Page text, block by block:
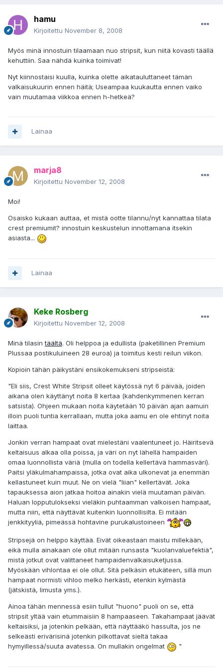
hamu
Kirjoitettu November 8, 2008
Myös minä innostuin tilaamaan nuo stripsit, kun niitä kovasti täällä
kehuttiin. Saa nähdä kuinka toimivat!
Nyt kiinnostaisi kuulla, kuinka olette aikatauluttaneet tämän
valkaisukuurin ennen häitä; Useampaa kuukautta ennen vaiko
vain muutamaa viikkoa ennen h-hetkeä?
Lainaa
marja8
Kirjoitettu November 12, 2008
Moi!
Osaisko kukaan auttaa, et mistä ootte tilannu/nyt kannattaa tilata
crest premiumit? innostuin keskustelun innottamana itsekin
asiasta...
Lainaa
Keke Rosberg
Kirjoitettu November 12, 2008
Minä tilasintäältä. Oli helppoa ja edullista (paketillinen Premium
Plussaa postikuluineen 28 euroa) ja toimitus kesti reilun viikon.
Kopioin tähän päikystäni ensikokemukseni stripseistä:
"Eli siis, Crest White Stripsit olleet käytössä nyt 6 päivää, joiden
aikana olen käyttänyt noita 8 kertaa (kahdenkymmenen kerran
satsista). Ohjeen mukaan noita käytetään 10 päivän ajan aamuin
illoin puoli tuntia kerrallaan, mutta joka aamu en ole ehtinyt noita
laittaa.
Jonkin verran hampaat ovat mielestäni vaalentuneet jo. Häiritsevä
keltaisuus alkaa olla poissa, ja väri on nyt lähellä hampaiden
omaa luonnollista väriä (mulla on todella kellertävä hammasväri).
Paitsi yläkulmahampaissa, jotka ovat aika ulkonevat ja enemmän
kellastuneet kuin muut. Ne on vielä "liian" kellertävät. Joka
tapauksessa aion jatkaa hoitoa ainakin vielä muutaman päivän.
Haluan lopputulokseksi vieläkin puhtaamman valkoisen hampaat,
mutta niin, että näyttävät kuitenkin luonnollisilta. Ei mitään
jenkkityyliä, pimeässä hohtavine purukalustoineen
Stripsejä on helppo käyttää. Eivät oikeastaan maistu millekään,
eikä mulla ainakaan ole ollut mitään runsasta "kuolanvaluefektiä",
mistä jotkut ovat valittaneet hampaidenvalkaisuketjussa.
Myöskään vihlontaa ei ole ollut. Sitä pelkäsin etukäteen, sillä mun
hampaat normisti vihloo melko herkästi, etenkin kylmästä
(jätskistä, limusta yms.).
Ainoa tähän mennessä esiin tullut "huono" puoli on se, että
stripsit yltää vain etummaisiin 8 hampaaseen. Takahampaat jäävät
keltaisiksi, ja jotenkin pelkään, että näyttääkö hassulta, jos ne
selkeästi erivärisinä jotenkin pilkottavat sieltä takaa
hymyillessä/suuta avatessa. On mullakin ongelmat
"